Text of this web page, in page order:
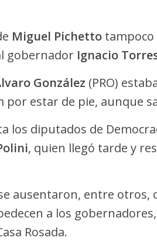
Miguel Pichetto tampoco
gobernador Ignacio
González (PRO)
estar de pie, aunque
los diputados de
, quien llegó tarde y
ausentaron, entre otros,
a los gobernadores,
Rosada.